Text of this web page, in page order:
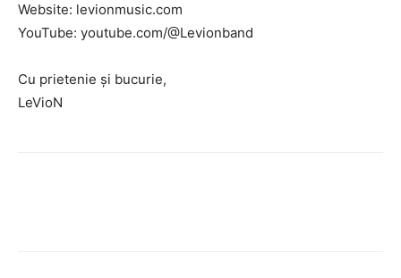
Website: levionmusic.com
YouTube: youtube.com/@Levionband
Cu prietenie și bucurie,
LeVioN